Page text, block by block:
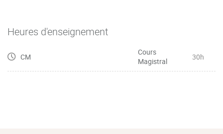
Heures d'enseignement
CM
Cours
Magistral
30h